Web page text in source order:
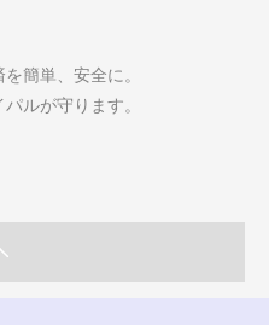
簡単、安全に。
ルが守ります。